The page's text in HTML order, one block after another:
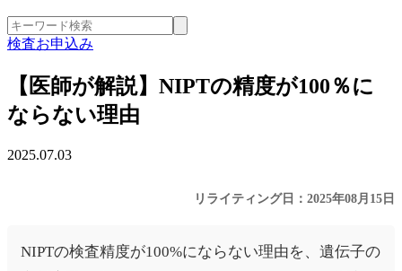
検査お申込み
【医師が解説】NIPTの精度が100％に
ならない理由
2025.07.03
リライティング日：2025年08月15日
NIPTの検査精度が100%にならない理由を、遺伝子の